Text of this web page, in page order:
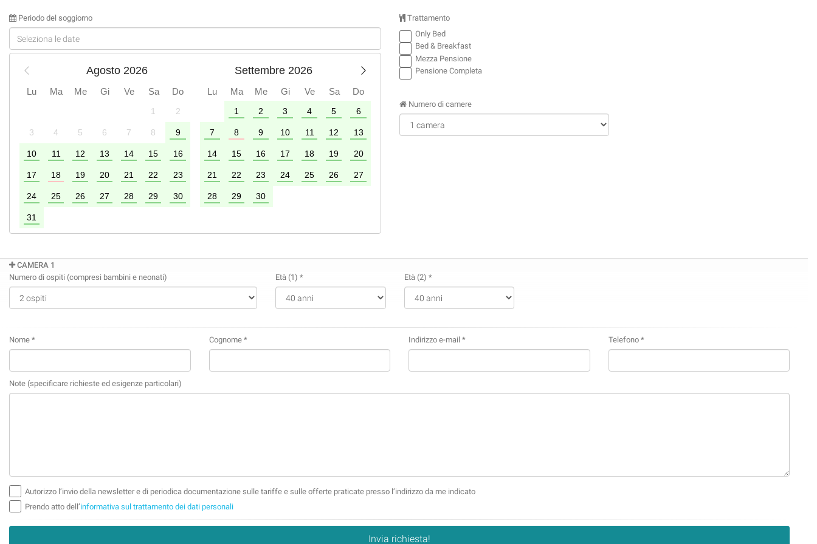
Periodo del soggiorno
Agosto 2026 Settembre 2026
Lu Ma Me Gi Ve Sa Do Lu Ma Me Gi Ve Sa Do
1 2
3 4 5 6 7 8 9
10 11 12 13 14 15 16
17 18 19 20 21 22 23
24 25 26 27 28 29 30
31
1 2 3 4 5 6
7 8 9 10 11 12 13
14 15 16 17 18 19 20
21 22 23 24 25 26 27
28 29 30
Trattamento
Only Bed
Bed & Breakfast
Mezza Pensione
Pensione Completa
Numero di camere
CAMERA 1
Numero di ospiti (compresi bambini e neonati)
Età (1) * Età (2) *
Nome * Cognome * Indirizzo e-mail * Telefono *
Note (specificare richieste ed esigenze particolari)
Autorizzo l’invio della newsletter e di periodica documentazione sulle tariffe e sulle offerte praticate presso l’indirizzo da me indicato
Prendo atto dell’informativa sul trattamento dei dati personali
Invia richiesta!